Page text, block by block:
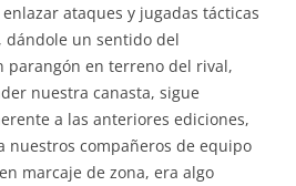
ataques y jugadas tácticas
dándole un sentido del
parangón en terreno del rival,
nuestra canasta, sigue
a las anteriores ediciones,
nuestros compañeros de equipo
marcaje de zona, era algo